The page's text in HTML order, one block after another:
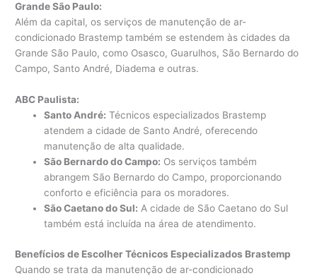
Grande São Paulo:
Além da capital, os serviços de manutenção de ar-
condicionado Brastemp também se estendem às cidades da
Grande São Paulo, como Osasco, Guarulhos, São Bernardo do
Campo, Santo André, Diadema e outras.
ABC Paulista:
Santo André: Técnicos especializados Brastemp
atendem a cidade de Santo André, oferecendo
manutenção de alta qualidade.
São Bernardo do Campo: Os serviços também
abrangem São Bernardo do Campo, proporcionando
conforto e eficiência para os moradores.
São Caetano do Sul: A cidade de São Caetano do Sul
também está incluída na área de atendimento.
Benefícios de Escolher Técnicos Especializados Brastemp
Quando se trata da manutenção de ar-condicionado